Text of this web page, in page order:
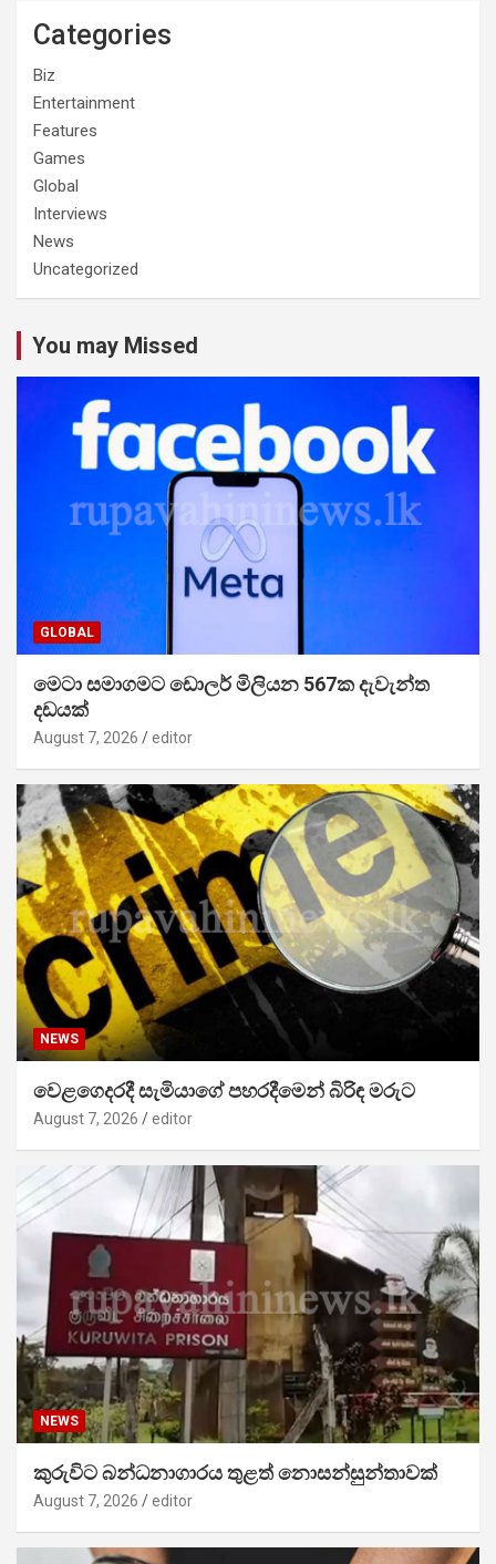
Categories
Biz
Entertainment
Features
Games
Global
Interviews
News
Uncategorized
You may Missed
GLOBAL
මෙටා සමාගමට ඩොලර් මිලියන 567ක දැවැන්ත
දඩයක්
August 7, 2026 editor
NEWS
වෙළගෙදරදී සැමියාගේ පහරදීමෙන් බිරිඳ මරුට
August 7, 2026 editor
NEWS
කුරුවිට බන්ධනාගාරය තුළත් නොසන්සුන්තාවක්
August 7, 2026 editor